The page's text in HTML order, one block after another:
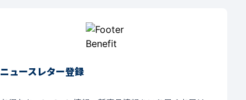
ニュースレター登録